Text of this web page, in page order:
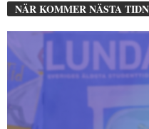
NÄR KOMMER NÄSTA